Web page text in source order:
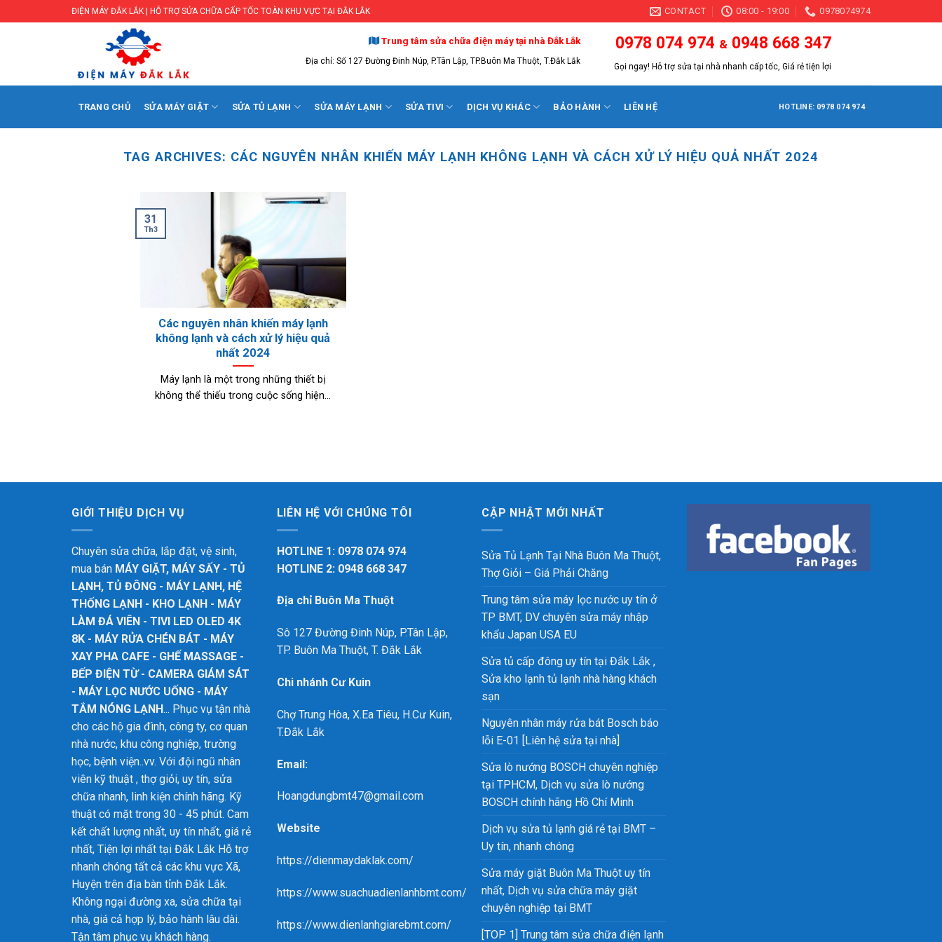
to
ĐIỆN MÁY ĐẮK LẮK | HỖ TRỢ SỬA CHỮA CẤP TỐC TOÀN KHU VỰC TẠI ĐẮK LẮK CONTACT 08:00 - 19:00 0978074974
Trung tâm sửa chữa điện máy tại nhà Đắk Lắk
Địa chỉ: Số 127 Đường Đinh Núp, P.Tân Lập, TP.Buôn Ma Thuột, T.Đắk Lắk
0978 074 974 & 0948 668 347
Gọi ngay! Hỗ trợ sửa tại nhà nhanh cấp tốc, Giá rẻ tiện lợi
TRANG CHỦ SỬA MÁY GIẶT SỬA TỦ LẠNH SỬA MÁY LẠNH SỬA TIVI DỊCH VỤ KHÁC BẢO HÀNH LIÊN HỆ HOTLINE: 0978 074 974
TAG ARCHIVES: CÁC NGUYÊN NHÂN KHIẾN MÁY LẠNH KHÔNG LẠNH VÀ CÁCH XỬ LÝ HIỆU QUẢ NHẤT 2024
Các nguyên nhân khiến máy lạnh
không lạnh và cách xử lý hiệu quả
nhất 2024
Máy lạnh là một trong những thiết bị
không thể thiếu trong cuộc sống hiện...
31
Th3
GIỚI THIỆU DỊCH VỤ
Chuyên sửa chữa, lắp đặt, vệ sinh,
mua bán MÁY GIẶT, MÁY SẤY - TỦ
LẠNH, TỦ ĐÔNG - MÁY LẠNH, HỆ
THỐNG LẠNH - KHO LẠNH - MÁY
LÀM ĐÁ VIÊN - TIVI LED OLED 4K
8K - MÁY RỬA CHÉN BÁT - MÁY
XAY PHA CAFE - GHẾ MASSAGE -
BẾP ĐIỆN TỪ - CAMERA GIÁM SÁT
- MÁY LỌC NƯỚC UỐNG - MÁY
TẮM NÓNG LẠNH... Phục vụ tận nhà
cho các hộ gia đình, công ty, cơ quan
nhà nước, khu công nghiệp, trường
học, bệnh viện..vv. Với đội ngũ nhân
viên kỹ thuật , thợ giỏi, uy tín, sửa
chữa nhanh, linh kiện chính hãng. Kỹ
thuật có mặt trong 30 - 45 phút. Cam
kết chất lượng nhất, uy tín nhất, giá rẻ
nhất, Tiện lợi nhất tại Đắk Lắk Hỗ trợ
nhanh chóng tất cả các khu vực Xã,
Huyện trên địa bàn tỉnh Đắk Lắk.
Không ngại đường xa, sửa chữa tại
nhà, giá cả hợp lý, bảo hành lâu dài.
Tận tâm phục vụ khách hàng.
LIÊN HỆ VỚI CHÚNG TÔI
HOTLINE 1: 0978 074 974
HOTLINE 2: 0948 668 347
Địa chỉ Buôn Ma Thuột
Sô 127 Đường Đinh Núp, P.Tân Lập,
TP. Buôn Ma Thuột, T. Đắk Lắk
Chi nhánh Cư Kuin
Chợ Trung Hòa, X.Ea Tiêu, H.Cư Kuin,
T.Đắk Lắk
Email:
Hoangdungbmt47@gmail.com
Website
https://dienmaydaklak.com/
https://www.suachuadienlanhbmt.com/
https://www.dienlanhgiarebmt.com/
CẬP NHẬT MỚI NHẤT
Sửa Tủ Lạnh Tại Nhà Buôn Ma Thuột,
Thợ Giỏi – Giá Phải Chăng
Trung tâm sửa máy lọc nước uy tín ở
TP BMT, DV chuyên sửa máy nhập
khẩu Japan USA EU
Sửa tủ cấp đông uy tín tại Đắk Lắk ,
Sửa kho lạnh tủ lạnh nhà hàng khách
sạn
Nguyên nhân máy rửa bát Bosch báo
lỗi E-01 [Liên hệ sửa tại nhà]
Sửa lò nướng BOSCH chuyên nghiệp
tại TPHCM, Dịch vụ sửa lò nướng
BOSCH chính hãng Hồ Chí Minh
Dịch vụ sửa tủ lạnh giá rẻ tại BMT –
Uy tín, nhanh chóng
Sửa máy giặt Buôn Ma Thuột uy tín
nhất, Dịch vụ sửa chữa máy giặt
chuyên nghiệp tại BMT
[TOP 1] Trung tâm sửa chữa điện lạnh